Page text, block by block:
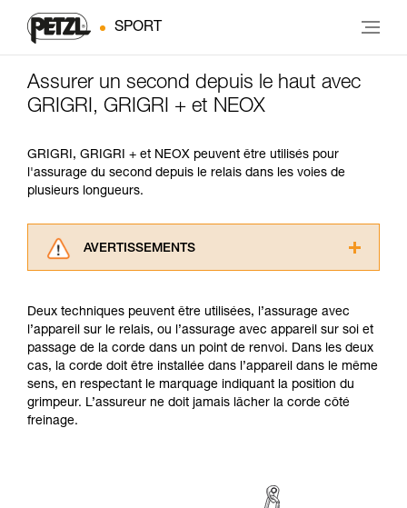
SPORT
Assurer un second depuis le haut avec
GRIGRI, GRIGRI + et NEOX
GRIGRI, GRIGRI + et NEOX peuvent être utilisés pour
l'assurage du second depuis le relais dans les voies de
plusieurs longueurs.
AVERTISSEMENTS
consulter. Vous devez avoir compris les
informations de la notice technique pour
pouvoir comprendre ce complément
d’informations.
Maîtriser ces techniques nécessite une
formation et un entraînement spécifique. Validez
liées à votre activité. Il peut en exister d’autres
Deux techniques peuvent être utilisées, l’assurage avec
l’appareil sur le relais, ou l’assurage avec appareil sur soi et
passage de la corde dans un point de renvoi. Dans les deux
cas, la corde doit être installée dans l’appareil dans le même
sens, en respectant le marquage indiquant la position du
grimpeur. L’assureur ne doit jamais lâcher la corde côté
freinage.